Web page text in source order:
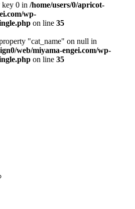
key 0 in /home/users/0/apricot-
wp-
on line 35
"cat_name" on null in
web/miyama-engei.com/wp-
on line 35